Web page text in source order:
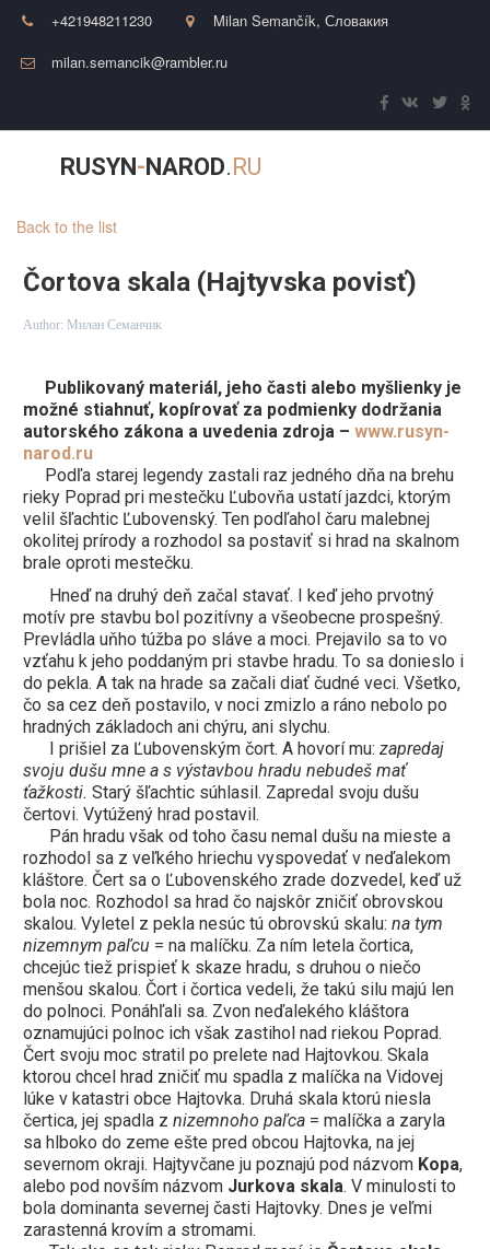
+421948211230 Milan Semančík, Словакия
milan.semancik@rambler.ru
RUSYN-NAROD.RU
Back to the list
Čortova skala (Hajtyvska povisť)
Author: Милан Семанчик
Publikovaný materiál, jeho časti alebo myšlienky je
možné stiahnuť, kopírovať za podmienky dodržania
autorského zákona a uvedenia zdroja – www.rusyn-
narod.ru
Podľa starej legendy zastali raz jedného dňa na brehu
rieky Poprad pri mestečku Ľubovňa ustatí jazdci, ktorým
velil šľachtic Ľubovenský. Ten podľahol čaru malebnej
okolitej prírody a rozhodol sa postaviť si hrad na skalnom
brale oproti mestečku.
Hneď na druhý deň začal stavať. I keď jeho prvotný
motív pre stavbu bol pozitívny a všeobecne prospešný.
Prevládla uňho túžba po sláve a moci. Prejavilo sa to vo
vzťahu k jeho poddaným pri stavbe hradu. To sa donieslo i
do pekla. A tak na hrade sa začali diať čudné veci. Všetko,
čo sa cez deň postavilo, v noci zmizlo a ráno nebolo po
hradných základoch ani chýru, ani slychu.
I prišiel za Ľubovenským čort. A hovorí mu: zapredaj
svoju dušu mne a s výstavbou hradu nebudeš mať
ťažkosti. Starý šľachtic súhlasil. Zapredal svoju dušu
čertovi. Vytúžený hrad postavil.
Pán hradu však od toho času nemal dušu na mieste a
rozhodol sa z veľkého hriechu vyspovedať v neďalekom
kláštore. Čert sa o Ľubovenského zrade dozvedel, keď už
bola noc. Rozhodol sa hrad čo najskôr zničiť obrovskou
skalou. Vyletel z pekla nesúc tú obrovskú skalu: na tym
nizemnym paľcu = na malíčku. Za ním letela čortica,
chcejúc tiež prispieť k skaze hradu, s druhou o niečo
menšou skalou. Čort i čortica vedeli, že takú silu majú len
do polnoci. Ponáhľali sa. Zvon neďalekého kláštora
oznamujúci polnoc ich však zastihol nad riekou Poprad.
Čert svoju moc stratil po prelete nad Hajtovkou. Skala
ktorou chcel hrad zničiť mu spadla z malíčka na Vidovej
lúke v katastri obce Hajtovka. Druhá skala ktorú niesla
čertica, jej spadla z nizemnoho paľca = malíčka a zaryla
sa hlboko do zeme ešte pred obcou Hajtovka, na jej
severnom okraji. Hajtyvčane ju poznajú pod názvom Kopa,
alebo pod novším názvom Jurkova skala. V minulosti to
bola dominanta severnej časti Hajtovky. Dnes je veľmi
zarastenná krovím a stromami.